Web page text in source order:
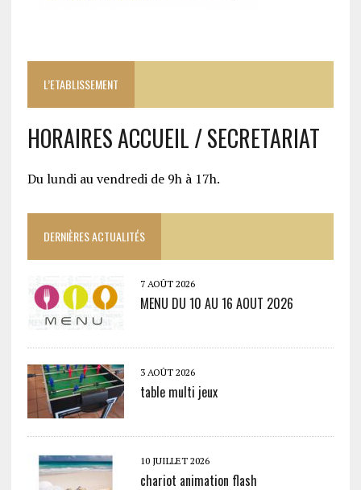
L’ETABLISSEMENT
HORAIRES ACCUEIL / SECRETARIAT
Du lundi au vendredi de 9h à 17h.
DERNIÈRES ACTUALITÉS
7 AOÛT 2026
MENU DU 10 AU 16 AOUT 2026
3 AOÛT 2026
table multi jeux
10 JUILLET 2026
chariot animation flash